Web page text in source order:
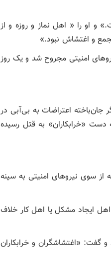
و او را « اهل نماز و روزه و از
و اغتشاش نبود.»
نیروهای امنیتی مجروح شد و یک روز
اعتراضات به بی‌آبی در
«خرابکاران» به قتل رسیده
سوی نیروهای امنیتی به سینه
ایجاد مشکل یا اهل کار خلاف
گفت: «اغتشاشگران و خرابکاران